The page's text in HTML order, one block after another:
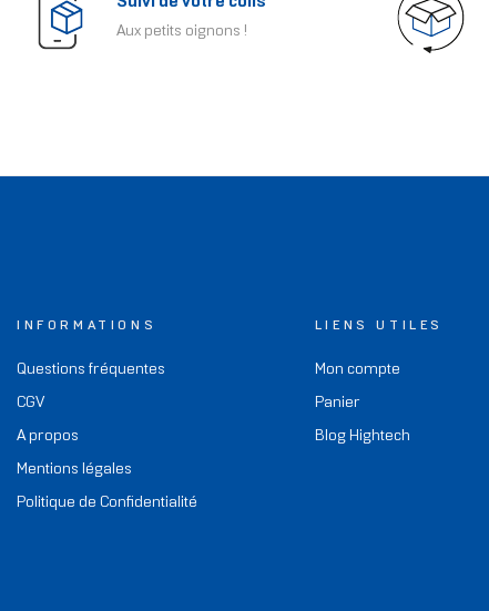
Aux petits oignons !
INFORMATIONS
Questions fréquentes
CGV
A propos
Mentions légales
Politique de Confidentialité
LIENS UTILES
Mon compte
Panier
Blog Hightech